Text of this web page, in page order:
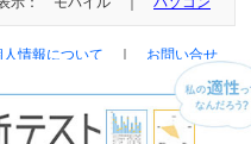
人情報について お問い合せ
Eibi Tsushin All Right Reserved.